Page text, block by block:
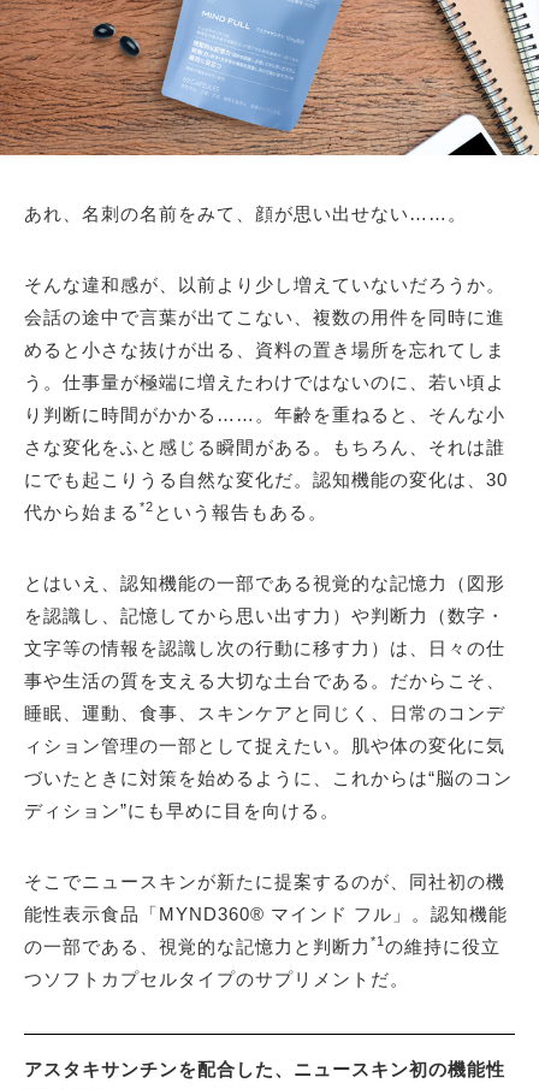
あれ、名刺の名前をみて、顔が思い出せない……。
そんな違和感が、以前より少し増えていないだろうか。
会話の途中で言葉が出てこない、複数の用件を同時に進
めると小さな抜けが出る、資料の置き場所を忘れてしま
う。仕事量が極端に増えたわけではないのに、若い頃よ
り判断に時間がかかる……。年齢を重ねると、そんな小
さな変化をふと感じる瞬間がある。もちろん、それは誰
にでも起こりうる自然な変化だ。認知機能の変化は、30
代から始まる *2 という報告もある。
とはいえ、認知機能の一部である視覚的な記憶力（図形
を認識し、記憶してから思い出す力）や判断力（数字・
文字等の情報を認識し次の行動に移す力）は、日々の仕
事や生活の質を支える大切な土台である。だからこそ、
睡眠、運動、食事、スキンケアと同じく、日常のコンデ
ィション管理の一部として捉えたい。肌や体の変化に気
づいたときに対策を始めるように、これからは“脳のコン
ディション”にも早めに目を向ける。
そこでニュースキンが新たに提案するのが、同社初の機
能性表示食品「MYND360® マインド フル」。認知機能
の一部である、視覚的な記憶力と判断力 *1 の維持に役立
つソフトカプセルタイプのサプリメントだ。
アスタキサンチンを配合した、ニュースキン初の機能性